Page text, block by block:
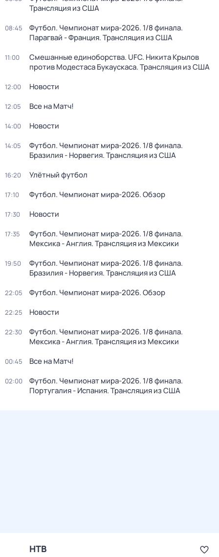
Трансляция из США
08:45
Футбол. Чемпионат мира-2026. 1/8 финала.
Парагвай - Франция. Трансляция из США
11:00
Смешанные единоборства. UFC. Никита Крылов
против Модестаса Букаускаса. Трансляция из США
12:00 Новости
12:05 Все на Матч!
14:00 Новости
14:05
Футбол. Чемпионат мира-2026. 1/8 финала.
Бразилия - Норвегия. Трансляция из США
16:20 Улётный футбол
17:10 Футбол. Чемпионат мира-2026. Обзор
17:30 Новости
17:35
Футбол. Чемпионат мира-2026. 1/8 финала.
Мексика - Англия. Трансляция из Мексики
19:50
Футбол. Чемпионат мира-2026. 1/8 финала.
Бразилия - Норвегия. Трансляция из США
22:05 Футбол. Чемпионат мира-2026. Обзор
22:25 Новости
22:30
Футбол. Чемпионат мира-2026. 1/8 финала.
Мексика - Англия. Трансляция из Мексики
00:45 Все на Матч!
02:00
Футбол. Чемпионат мира-2026. 1/8 финала.
Португалия - Испания. Трансляция из США
НТВ